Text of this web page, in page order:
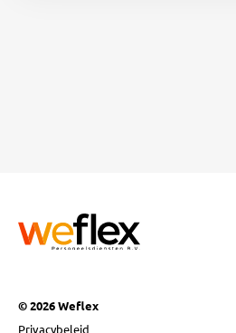
© 2026 Weflex
Privacybeleid